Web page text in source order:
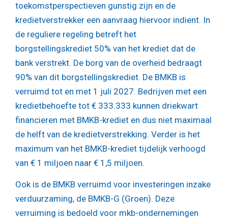
toekomstperspectieven gunstig zijn en de
kredietverstrekker een aanvraag hiervoor indient. In
de reguliere regeling betreft het
borgstellingskrediet 50% van het krediet dat de
bank verstrekt. De borg van de overheid bedraagt
90% van dit borgstellingskrediet. De BMKB is
verruimd tot en met 1 juli 2027. Bedrijven met een
kredietbehoefte tot € 333.333 kunnen driekwart
financieren met BMKB-krediet en dus niet maximaal
de helft van de kredietverstrekking. Verder is het
maximum van het BMKB-krediet tijdelijk verhoogd
van € 1 miljoen naar € 1,5 miljoen.
Ook is de BMKB verruimd voor investeringen inzake
verduurzaming, de BMKB-G (Groen). Deze
verruiming is bedoeld voor mkb-ondernemingen